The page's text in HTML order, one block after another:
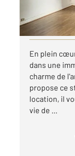
par mois
Visiter le site
En plein
dans une
charme de
propose ce
location, il
vie de ...